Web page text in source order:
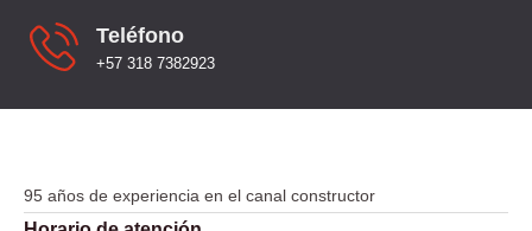
Teléfono
+57 318 7382923
95 años de experiencia en el canal constructor